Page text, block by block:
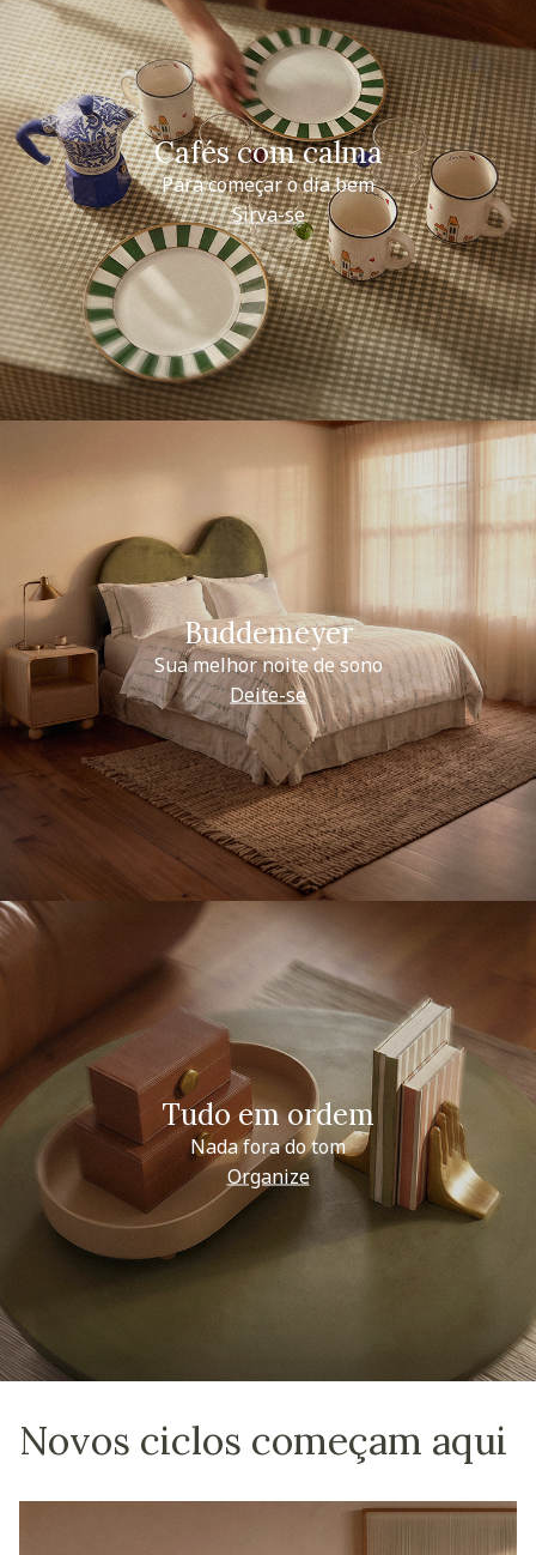
Cafés com calma
Para começar o dia bem
Sirva-se
Buddemeyer
Sua melhor noite de sono
Deite-se
Tudo em ordem
Nada fora do tom
Organize
Novos ciclos começam aqui